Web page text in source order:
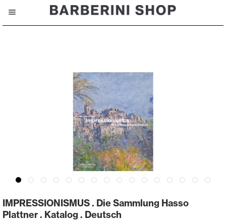
IMPRESSIONISMUS . Die Sammlung Hasso
Plattner . Katalog . Deutsch